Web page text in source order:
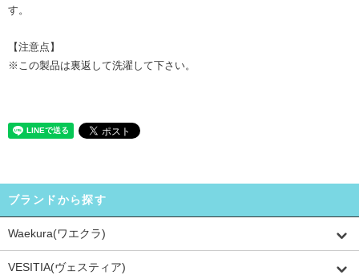
す。
【注意点】
※この製品は裏返して洗濯して下さい。
ブランドから探す
Waekura(ワエクラ)
VESITIA(ヴェスティア)